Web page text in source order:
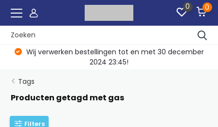
0 0
Wij verwerken bestellingen tot en met 30 december
2024 23:45!
Tags
Producten getagd met gas
Filters